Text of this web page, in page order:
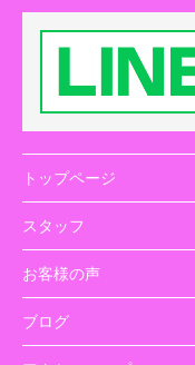
トップページ
スタッフ
お客様の声
ブログ